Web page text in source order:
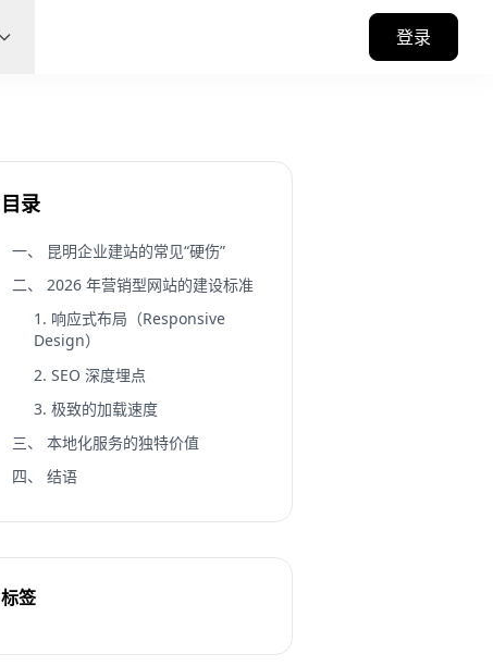
登录
目录
一、 昆明企业建站的常见“硬伤”
二、 2026 年营销型网站的建设标准
1. 响应式布局（Responsive
Design）
2. SEO 深度埋点
3. 极致的加载速度
三、 本地化服务的独特价值
四、 结语
标签